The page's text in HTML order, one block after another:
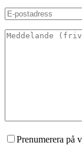
Prenumerera på